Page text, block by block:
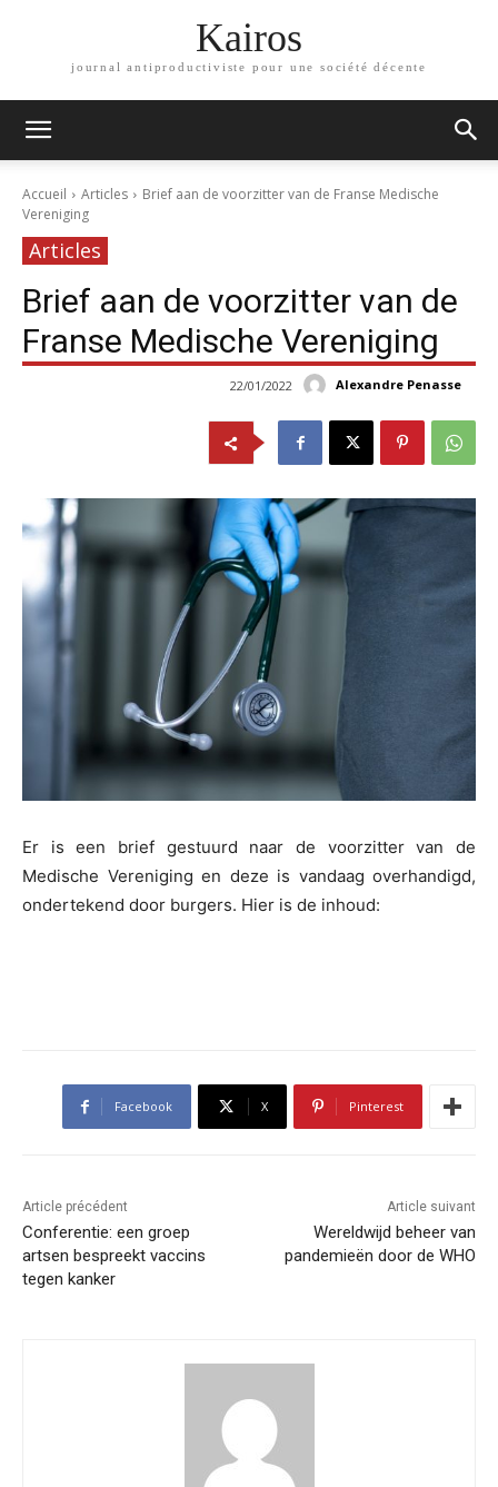
Kairos
journal antiproductiviste pour une société décente
Accueil Articles
Brief aan de voorzitter van de Franse Medische
Vereniging
Articles
Brief aan de voorzitter van de
Franse Medische Vereniging
Alexandre Penasse
22/01/2022
Er is een brief gestuurd naar de voorzitter van de
Medische Vereniging en deze is vandaag overhandigd,
ondertekend door burgers. Hier is de inhoud:
Facebook X Pinterest
Article précédent
Conferentie: een groep
artsen bespreekt vaccins
tegen kanker
Article suivant
Wereldwijd beheer van
pandemieën door de WHO